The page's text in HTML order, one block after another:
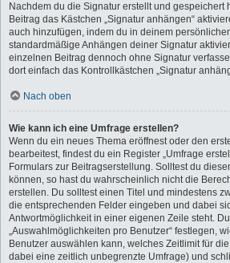
Nachdem du die Signatur erstellt und gespeichert
Beitrag das Kästchen „Signatur anhängen“
auch hinzufügen, indem du in deinem
standardmäßige Anhängen deiner Signatur
einzelnen Beitrag dennoch ohne Signatur
dort einfach das Kontrollkästchen „Signatur
Nach oben
Wie kann ich eine Umfrage erstellen?
Wenn du ein neues Thema eröffnest oder den
bearbeitest, findest du ein Register „Umfrage
Formulars zur Beitragserstellung. Solltest du
können, so hast du wahrscheinlich nicht die
erstellen. Du solltest einen Titel und mindestens
die entsprechenden Felder eingeben und dabei
Antwortmöglichkeit in einer eigenen Zeile steht.
„Auswahlmöglichkeiten pro Benutzer“ festlegen,
Benutzer auswählen kann, welches Zeitlimit für
dabei eine zeitlich unbegrenzte Umfrage) und